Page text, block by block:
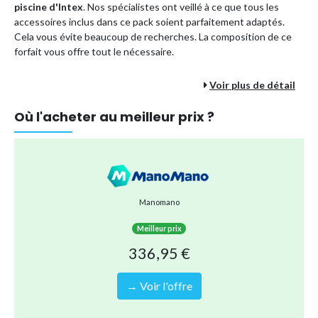
piscine d'Intex. Nos spécialistes ont veillé à ce que tous les
accessoires inclus dans ce pack soient parfaitement adaptés.
Cela vous évite beaucoup de recherches. La composition de ce
forfait vous offre tout le nécessaire.
Vous économisez par rapport à l'achat de chaque
une méthode d'expédition plus durable. En effet, il est
envoyé en une seule fois au lieu de plusieurs envois
correctement, donc pas de soucis !
Vous pouvez être sûr de pouvoir profiter sans soucis de
nombreux plaisirs de la piscine pour toute la famille.
Voir plus de détail
Où l'acheter au meilleur prix ?
Manomano
Meilleur prix
336,95 €
→ Voir l'offre